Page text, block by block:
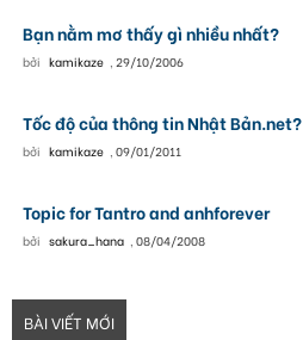
Bạn nằm mơ thấy gì nhiều nhất?
bởi kamikaze , 29/10/2006
Tốc độ của thông tin Nhật Bản.net?
bởi kamikaze , 09/01/2011
Topic for Tantro and anhforever
bởi sakura_hana , 08/04/2008
BÀI VIẾT MỚI